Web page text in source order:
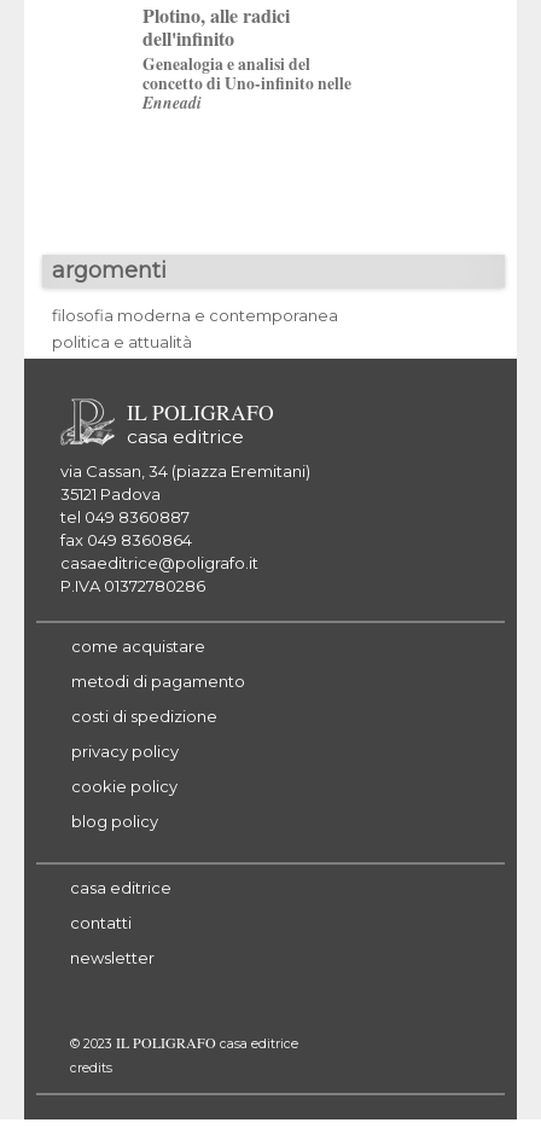
Plotino, alle radici
dell'infinito
Genealogia e analisi del
concetto di Uno-infinito nelle
Enneadi
argomenti
filosofia moderna e contemporanea
politica e attualità
IL POLIGRAFO
casa editrice
via Cassan, 34 (piazza Eremitani)
35121 Padova
tel 049 8360887
fax 049 8360864
casaeditrice@poligrafo.it
P.IVA 01372780286
come acquistare
metodi di pagamento
costi di spedizione
privacy policy
cookie policy
blog policy
casa editrice
contatti
newsletter
© 2023 IL POLIGRAFO casa editrice
credits